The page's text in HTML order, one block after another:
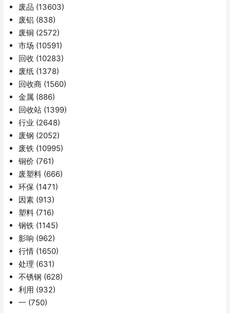
废品 (13603)
废铝 (838)
废铜 (2572)
市场 (10591)
回收 (10283)
废纸 (1378)
回收商 (1560)
金属 (886)
回收站 (1399)
行业 (2648)
废钢 (2052)
废铁 (10995)
铜价 (761)
废塑料 (666)
环保 (1471)
因素 (913)
塑料 (716)
钢铁 (1145)
影响 (962)
行情 (1650)
处理 (631)
不锈钢 (628)
利用 (932)
一 (750)